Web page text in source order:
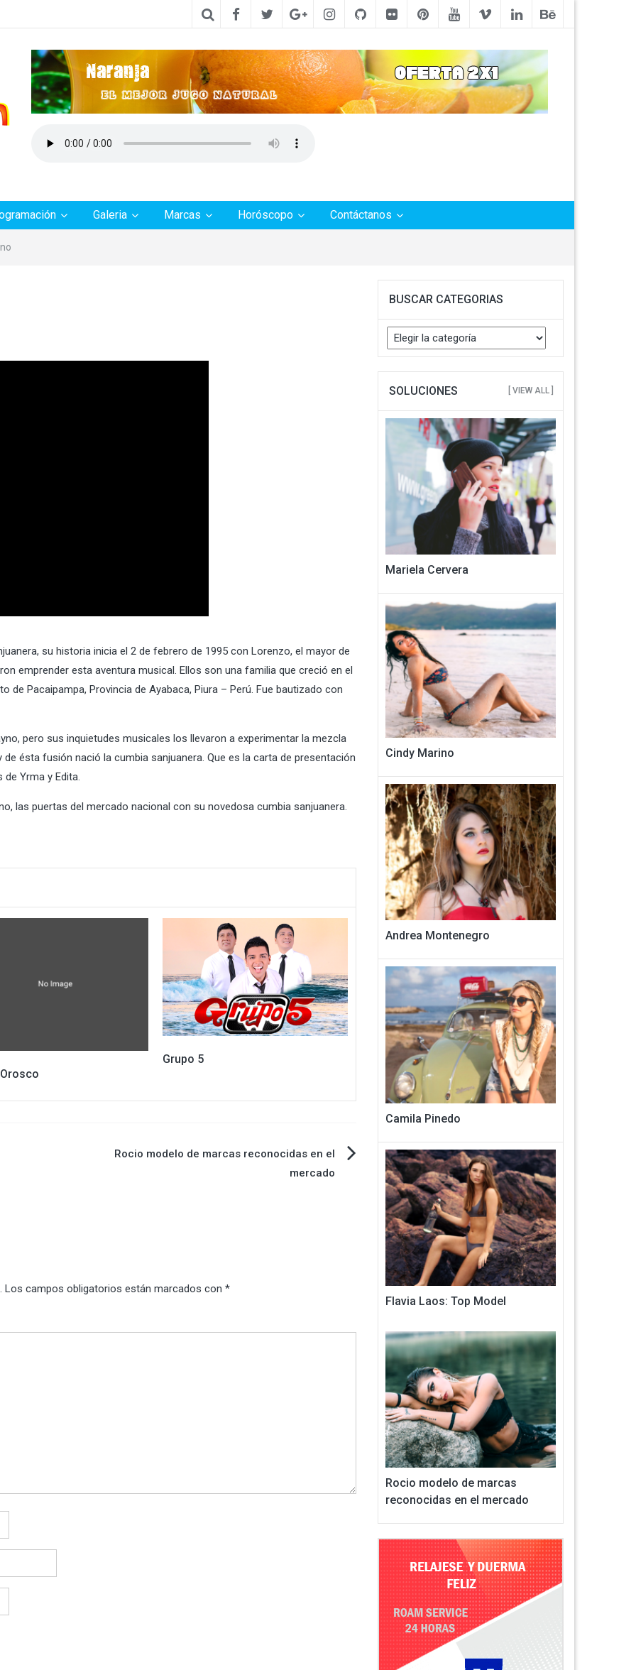
Galeria Marcas Horóscopo Contáctanos
su historia inicia el 2 de febrero de 1995 con Lorenzo, el mayor de
emprender esta aventura musical. Ellos son una familia que creció en el
de Pacaipampa, Provincia de Ayabaca, Piura – Perú. Fue bautizado con
pero sus inquietudes musicales los llevaron a experimentar la mezcla
ésta fusión nació la cumbia sanjuanera. Que es la carta de presentación
Yrma y Edita.
las puertas del mercado nacional con su novedosa cumbia sanjuanera.
Grupo 5
Rocio modelo de marcas reconocidas en el
mercado
Los campos obligatorios están marcados con *
BUSCAR CATEGORIAS
Buscar
Categorias
SOLUCIONES [ VIEW ALL ]
Mariela Cervera
Cindy Marino
Andrea Montenegro
Camila Pinedo
Flavia Laos: Top Model
Rocio modelo de marcas
reconocidas en el mercado